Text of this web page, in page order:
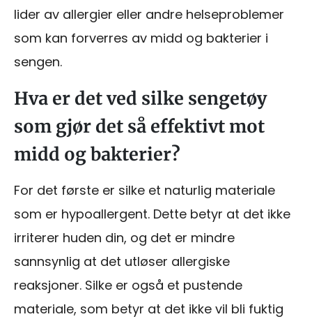
lider av allergier eller andre helseproblemer
som kan forverres av midd og bakterier i
sengen.
Hva er det ved silke sengetøy
som gjør det så effektivt mot
midd og bakterier?
For det første er silke et naturlig materiale
som er hypoallergent. Dette betyr at det ikke
irriterer huden din, og det er mindre
sannsynlig at det utløser allergiske
reaksjoner. Silke er også et pustende
materiale, som betyr at det ikke vil bli fuktig